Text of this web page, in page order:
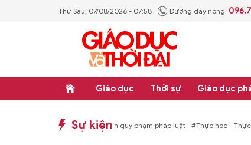
Thứ Sáu, 07/08/2026 - 07:58 Đường dây nóng:
Giáo dục Thời sự Giáo dục
Sự kiện
văn bản quy phạm pháp luật #Thực học - Thực nghiệp #Tổng rà